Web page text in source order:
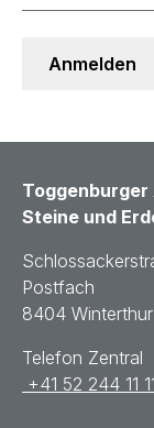
Toggenburger
Steine und
Postfach
8404 Winterthur
Telefon Zentral
+41 52 244 11